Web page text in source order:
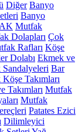
Diğer Banyo
Banyo
Mutfak
Dolapları Çok
Rafları Köşe
Dolabı Ekmek ve
Bar
Takımları
Takımları Mutfak
Mutfak
Patates Ezici
Dilimleyici